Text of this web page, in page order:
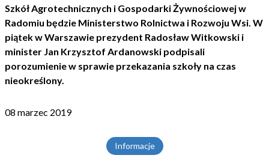
Szkół Agrotechnicznych i Gospodarki Żywnościowej w
Radomiu będzie Ministerstwo Rolnictwa i Rozwoju Wsi. W
piątek w Warszawie prezydent Radosław Witkowski i
minister Jan Krzysztof Ardanowski podpisali
porozumienie w sprawie przekazania szkoły na czas
nieokreślony.
08 marzec 2019
Informacje